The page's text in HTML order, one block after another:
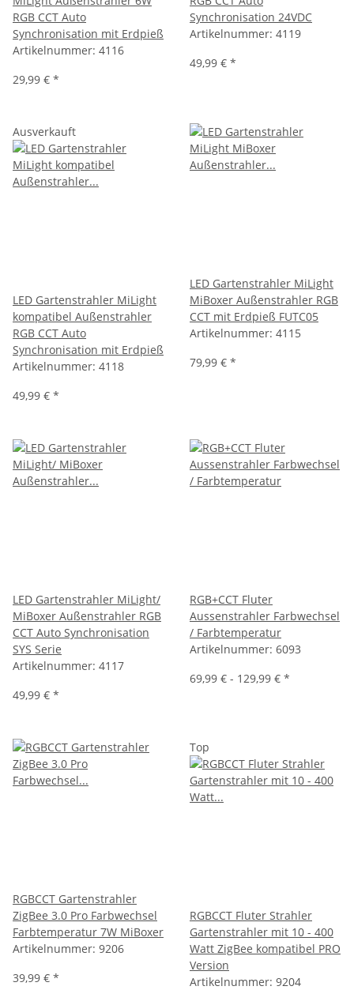
RGB CCT Auto
Synchronisation mit Erdpieß
Artikelnummer: 4116
29,99 € *
Synchronisation 24VDC
Artikelnummer: 4119
49,99 € *
Ausverkauft
LED Gartenstrahler MiLight
kompatibel Außenstrahler
RGB CCT Auto
Synchronisation mit Erdpieß
Artikelnummer: 4118
49,99 € *
LED Gartenstrahler MiLight
MiBoxer Außenstrahler RGB
CCT mit Erdpieß FUTC05
Artikelnummer: 4115
79,99 € *
LED Gartenstrahler MiLight/
MiBoxer Außenstrahler RGB
CCT Auto Synchronisation
SYS Serie
Artikelnummer: 4117
49,99 € *
RGB+CCT Fluter
Aussenstrahler Farbwechsel
/ Farbtemperatur
Artikelnummer: 6093
69,99 € - 129,99 € *
RGBCCT Gartenstrahler
ZigBee 3.0 Pro Farbwechsel
Farbtemperatur 7W MiBoxer
Artikelnummer: 9206
39,99 € *
Top
RGBCCT Fluter Strahler
Gartenstrahler mit 10 - 400
Watt ZigBee kompatibel PRO
Version
Artikelnummer: 9204